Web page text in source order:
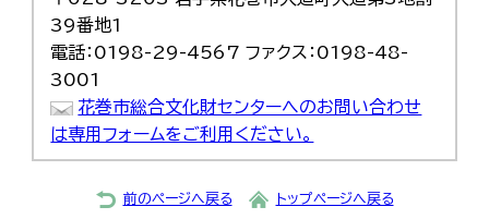
39番地1
電話：0198-29-4567 ファクス：0198-48-
3001
花巻市総合文化財センターへのお問い合わせ
は専用フォームをご利用ください。
前のページへ戻る トップページへ戻る